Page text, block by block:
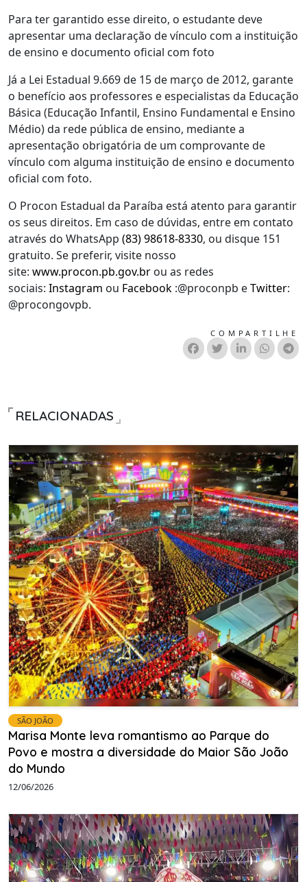
Para ter garantido esse direito, o estudante deve
apresentar uma declaração de vínculo com a instituição
de ensino e documento oficial com foto
Já a Lei Estadual 9.669 de 15 de março de 2012, garante
o benefício aos professores e especialistas da Educação
Básica (Educação Infantil, Ensino Fundamental e Ensino
Médio) da rede pública de ensino, mediante a
apresentação obrigatória de um comprovante de
vínculo com alguma instituição de ensino e documento
oficial com foto.
O Procon Estadual da Paraíba está atento para garantir
os seus direitos. Em caso de dúvidas, entre em contato
através do WhatsApp (83) 98618-8330, ou disque 151
gratuito. Se preferir, visite nosso
site: www.procon.pb.gov.br ou as redes
sociais: Instagram ou Facebook :@proconpb eTwitter:
@procongovpb.
COMPARTILHE
RELACIONADAS
SÃO JOÃO
Marisa Monte leva romantismo ao Parque do
Povo e mostra a diversidade do Maior São João
do Mundo
12/06/2026